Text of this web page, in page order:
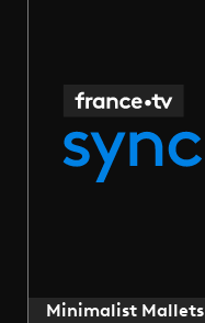
Minimalist Mallets